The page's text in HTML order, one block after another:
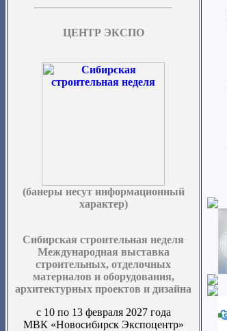
ЦЕНТР ЭКСПО
(банеры несут информационный
характер)
Сибирская строительная неделя
Международная выставка
строительных, отделочных
материалов и оборудования,
архитектурных проектов и дизайна
с 10 по 13 февраля 2027 года
МВК «Новосибирск Экспоцентр»